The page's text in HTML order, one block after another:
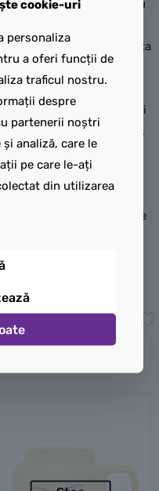
mai distractivă pauza cu
– nostimă . Aceasta
este în formă de cap de
minifigurină LEGO
galben și
o capacitate de 255 ml.
Cana mare cu chip nostim
este un cadou minunat
pentru pasionații LEGO de
toate vârstele, indiferent ce
cookie-uri
personaliza
a oferi funcții de
traficul nostru.
despre
partenerii noștri
analiză, care le
pe care le-ați
din utilizarea